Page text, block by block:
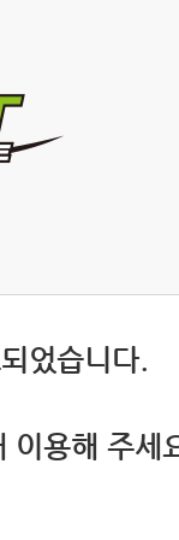
었습니다.
이용해 주세